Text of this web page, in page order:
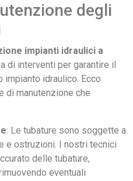
degli
impianti idraulici a
di interventi per garantire il
idraulico. Ecco
di manutenzione che
: Le tubature sono soggette a
e ostruzioni. I nostri tecnici
delle tubature,
eventuali